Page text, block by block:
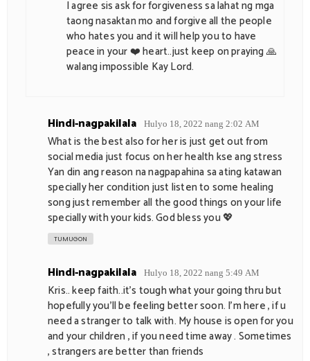
I agree sis ask for forgiveness sa lahat ng mga
taong nasaktan mo and forgive all the people
who hates you and it will help you to have
peace in your ❤️ heart..just keep on praying 🙏
walang impossible Kay Lord.
Hindi-nagpakilala Hulyo 18, 2022 nang 2:02 AM
What is the best also for her is just get out from
social media just focus on her health kse ang stress
Yan din ang reason na nagpapahina sa ating katawan
specially her condition just listen to some healing
song just remember all the good things on your life
specially with your kids. God bless you 💖
TUMUGON
Hindi-nagpakilala Hulyo 18, 2022 nang 5:49 AM
Kris.. keep faith..it’s tough what your going thru but
hopefully you’ll be feeling better soon. I’m here , if u
need a stranger to talk with. My house is open for you
and your children , if you need time away . Sometimes
, strangers are better than friends